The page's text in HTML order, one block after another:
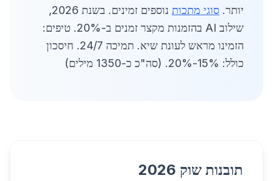
יותר. סוגי מתכות
נוספים זמינים. בשנת 2026,
שילוב AI בהזמנות מקצר זמנים ב-20%. טיפים:
הזמינו מראש לעונת שיא. תמיכה 24/7. חיסכון
כולל: 15%-20%. (סה"כ כ-1350 מילים)
תובנות שוק 2026